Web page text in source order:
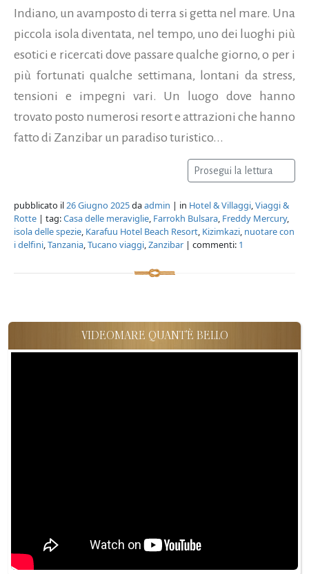
Indiano, un avamposto di terra si getta nel mare. Una
piccola isola diventata, nel tempo, uno dei luoghi più
esotici e ricercati dove passare qualche giorno, o per i
più fortunati qualche settimana, lontani da stress,
tensioni e impegni vari. Un luogo dove hanno
trovato posto numerosi resort e attrazioni che hanno
fatto di Zanzibar un paradiso turistico...
Prosegui la lettura
pubblicato il26 Giugno 2025daadmin | in Hotel & Villaggi,Viaggi &
Rotte | tag:Casa delle meraviglie, Farrokh Bulsara, Freddy Mercury,
isola delle spezie, Karafuu Hotel Beach Resort, Kizimkazi, nuotare con
i delfini,Tanzania,Tucano viaggi,Zanzibar | commenti: 1
VIDEOMARE QUANT'È BELLO